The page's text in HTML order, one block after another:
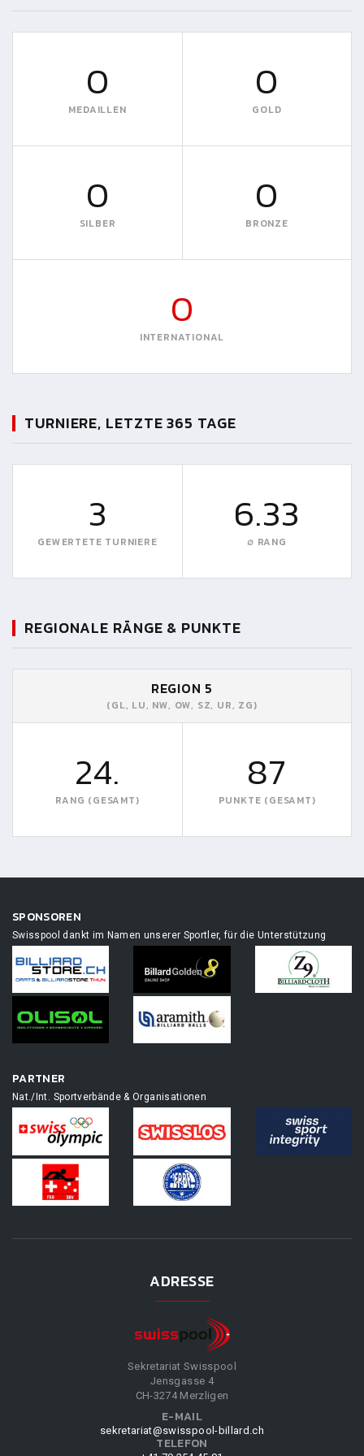
0
MEDAILLEN
0
GOLD
0
SILBER
0
BRONZE
0
INTERNATIONAL
TURNIERE, LETZTE 365 TAGE
3
GEWERTETE TURNIERE
6.33
∅ RANG
REGIONALE RÄNGE & PUNKTE
REGION 5
(GL, LU, NW, OW, SZ, UR, ZG)
24.
RANG (GESAMT)
87
PUNKTE (GESAMT)
SPONSOREN
Swisspool dankt im Namen unserer Sportler, für die Unterstützung
PARTNER
Nat./Int. Sportverbände & Organisationen
ADRESSE
Sekretariat Swisspool
Jensgasse 4
CH-3274 Merzligen
E-MAIL
sekretariat@swisspool-billard.ch
TELEFON